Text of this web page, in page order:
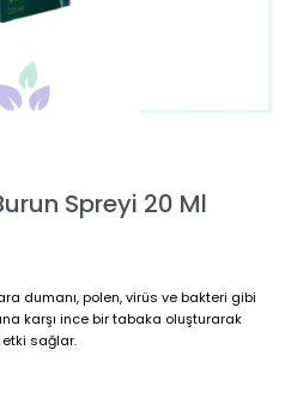
Spreyi 20 Ml
dumanı, polen, virüs ve bakteri gibi
karşı ince bir tabaka oluşturarak
sağlar.